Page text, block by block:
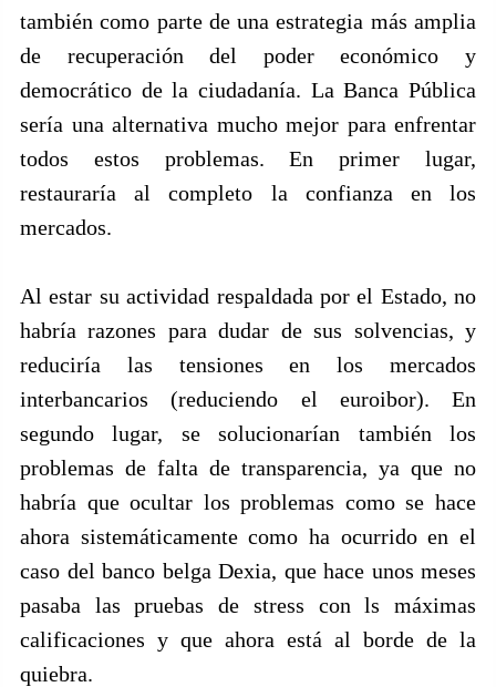
también como parte de una estrategia más amplia
de recuperación del poder económico y
democrático de la ciudadanía. La Banca Pública
sería una alternativa mucho mejor para enfrentar
todos estos problemas. En primer lugar,
restauraría al completo la confianza en los
mercados.
Al estar su actividad respaldada por el Estado, no
habría razones para dudar de sus solvencias, y
reduciría las tensiones en los mercados
interbancarios (reduciendo el euroibor). En
segundo lugar, se solucionarían también los
problemas de falta de transparencia, ya que no
habría que ocultar los problemas como se hace
ahora sistemáticamente como ha ocurrido en el
caso del banco belga Dexia, que hace unos meses
pasaba las pruebas de stress con ls máximas
calificaciones y que ahora está al borde de la
quiebra.